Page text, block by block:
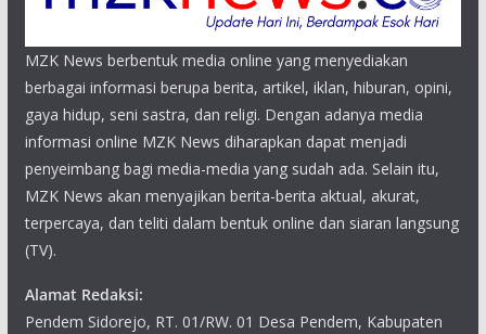
MZK News berbentuk media online yang menyediakan
berbagai informasi berupa berita, artikel, iklan, hiburan, opini,
gaya hidup, seni sastra, dan religi. Dengan adanya media
informasi online MZK News diharapkan dapat menjadi
penyeimbang bagi media-media yang sudah ada. Selain itu,
MZK News akan menyajikan berita-berita aktual, akurat,
terpercaya, dan teliti dalam bentuk online dan siaran langsung
(TV).
Alamat Redaksi:
Pendem Sidorejo, RT. 01/RW. 01 Desa Pendem, Kabupaten